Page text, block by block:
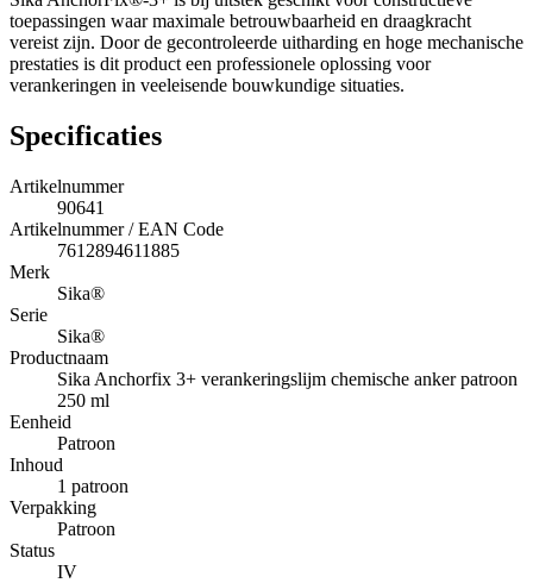
toepassingen waar maximale betrouwbaarheid en draagkracht
vereist zijn. Door de gecontroleerde uitharding en hoge mechanische
prestaties is dit product een professionele oplossing voor
verankeringen in veeleisende bouwkundige situaties.
Specificaties
Artikelnummer
90641
Artikelnummer / EAN Code
7612894611885
Merk
Sika®
Serie
Sika®
Productnaam
Sika Anchorfix 3+ verankeringslijm chemische anker patroon
250 ml
Eenheid
Patroon
Inhoud
1 patroon
Verpakking
Patroon
Status
IV